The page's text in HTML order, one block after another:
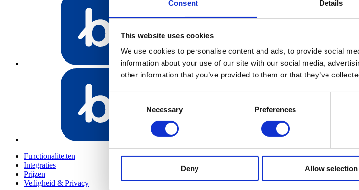
Consent Details
This website uses cookies
We use cookies to personalise content and ads, to provide social
information about your use of our site with our social media,
other information that you’ve provided to them or that they’ve
Consent
Necessary Preferences
Deny Allow selection
Bundeling Medewerkers
Functionaliteiten
Integraties
Prijzen
Veiligheid & Privacy